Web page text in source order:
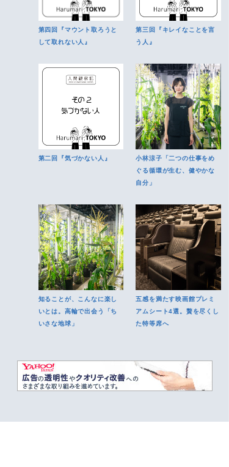
第四回『マウント取ろうと
して取れない人』
第三回『キレイなことを言
う人』
第二回『気づかない人』
小林涼子「二つの仕事をめ
ぐる循環が生む、健やかな
自分」
知ることが、こんなに楽し
いとは。高輪で出会う「ち
いさな地球」
五感を満たす映画館プレミ
アムシート4選。贅を尽くし
た特等席へ